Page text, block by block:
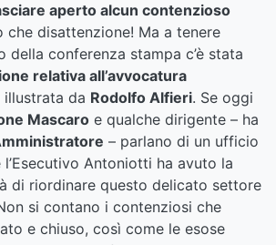
aperto alcun contenzioso
che disattenzione! Ma a tenere
della conferenza stampa c’è stata
relativa all’avvocatura
illustrata da Rodolfo Alfieri. Se oggi
Mascaro e qualche dirigente – ha
– parlano di un ufficio
l’Esecutivo Antoniotti ha avuto la
di riordinare questo delicato settore
si contano i contenziosi che
e chiuso, così come le esose